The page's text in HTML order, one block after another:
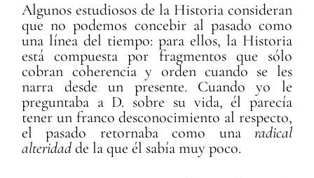
Algunos estudiosos de la Historia consideran
que no podemos concebir al pasado como
una línea del tiempo: para ellos, la Historia
está compuesta por fragmentos que sólo
cobran coherencia y orden cuando se les
narra desde un presente. Cuando yo le
preguntaba a D. sobre su vida, él parecía
tener un franco desconocimiento al respecto,
el pasado retornaba como una radical
alteridadde la que él sabía muy poco.